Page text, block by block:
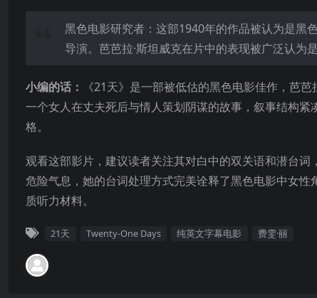
黑色电影研究者：这部1940年的作品被认为是黑
导演。芭芭拉·斯坦威克在片中的表现被广泛认为
小编的话：
《21天》是一部被低估的黑色电影佳作，芭
一个女人在丈夫死后与情人策划阴谋的故事，叙事结构
格。
观看这部影片，建议读者关注其对白中的双关语和潜台
危险气息，她的台词处理方式完美诠释了黑色电影中女
质听力材料。
21天 Twenty-One Days 纯英文字幕电影 费雯·丽